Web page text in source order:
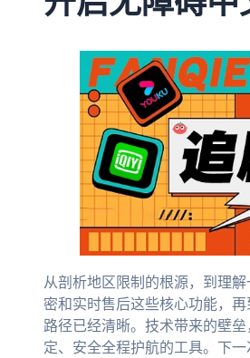
从剖析地区限制的根源，到理
密和实时售后这些核心功能，
路径已经清晰。技术带来的壁
定、安全全程护航的工具。下